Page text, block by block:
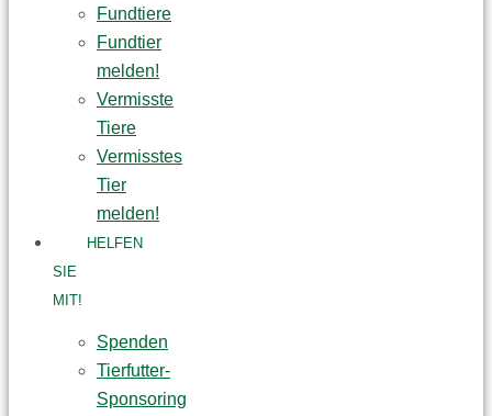
Fundtiere
Fundtier
melden!
Vermisste
Tiere
Vermisstes
Tier
melden!
HELFEN
SIE
MIT!
Spenden
Tierfutter-
Sponsoring